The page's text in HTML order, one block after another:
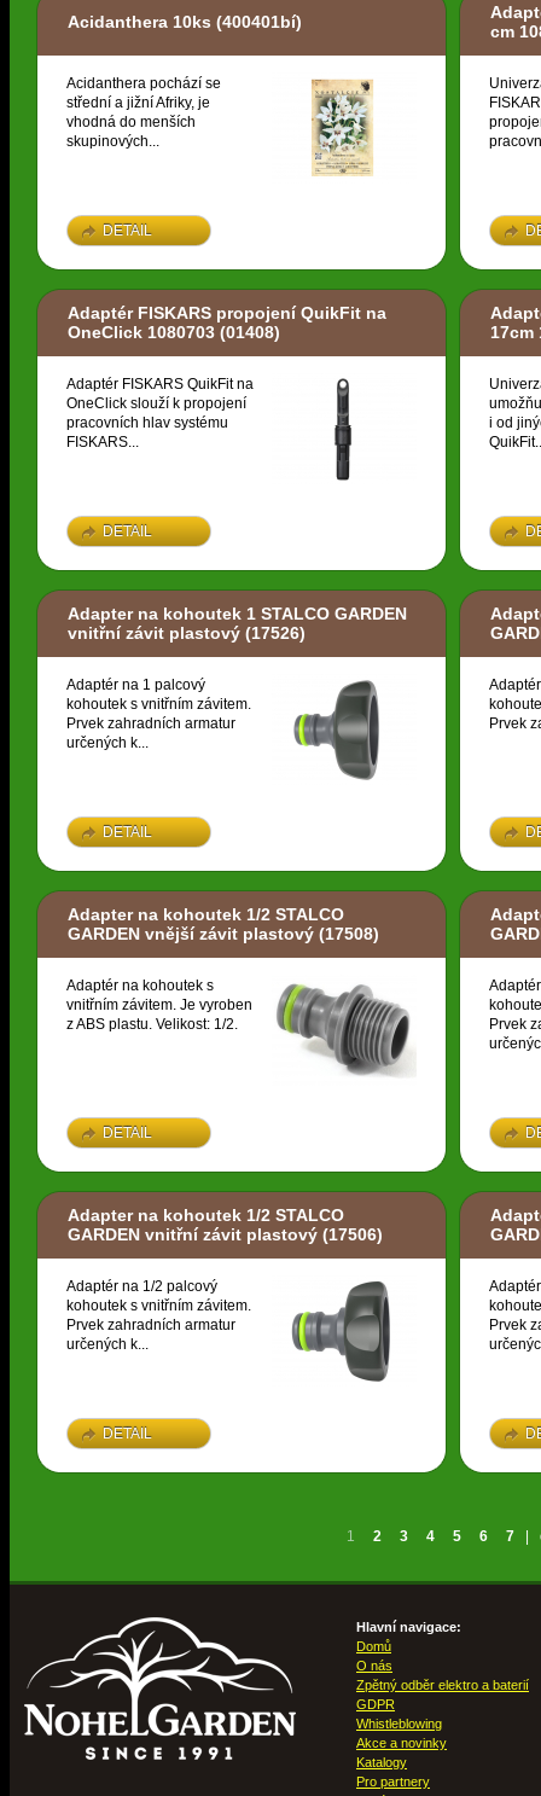
Acidanthera 10ks (400401bí)
Acidanthera pochází se
střední a jižní Afriky, je
vhodná do menších
skupinových...
DETAIL
cm
Adaptér FISKARS propojení QuikFit na
OneClick 1080703 (01408)
Adaptér FISKARS QuikFit na
OneClick slouží k propojení
pracovních hlav systému
FISKARS...
DETAIL
17cm
i od
Adapter na kohoutek 1 STALCO GARDEN
vnitřní závit plastový (17526)
Adaptér na 1 palcový
kohoutek s vnitřním závitem.
Prvek zahradních armatur
určených k...
DETAIL
Prvek
Adapter na kohoutek 1/2 STALCO
GARDEN vnější závit plastový (17508)
Adaptér na kohoutek s
vnitřním závitem. Je vyroben
z ABS plastu. Velikost: 1/2.
DETAIL
Prvek
Adapter na kohoutek 1/2 STALCO
GARDEN vnitřní závit plastový (17506)
Adaptér na 1/2 palcový
kohoutek s vnitřním závitem.
Prvek zahradních armatur
určených k...
DETAIL
Prvek
1 2 3 4 5 6 7
Hlavní navigace:
Domů
O nás
Zpětný odběr elektro a baterií
GDPR
Whistleblowing
Akce a novinky
Katalogy
Pro partnery